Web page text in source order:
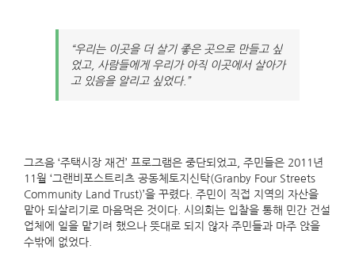
“우리는 이곳을 더 살기 좋은 곳으로 만들고 싶
었고, 사람들에게 우리가 아직 이곳에서 살아가
고 있음을 알리고 싶었다.”
그즈음 ‘주택시장 재건’ 프로그램은 중단되었고, 주민들은 2011년
11월 ‘그랜비포스트리츠 공동체토지신탁(Granby Four Streets
Community Land Trust)’을 꾸렸다. 주민이 직접 지역의 자산을
맡아 되살리기로 마음먹은 것이다. 시의회는 입찰을 통해 민간 건설
업체에 일을 맡기려 했으나 뜻대로 되지 않자 주민들과 마주 앉을
수밖에 없었다.